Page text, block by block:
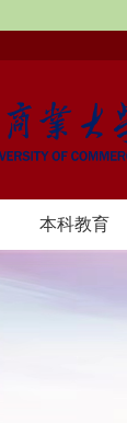
本科教育